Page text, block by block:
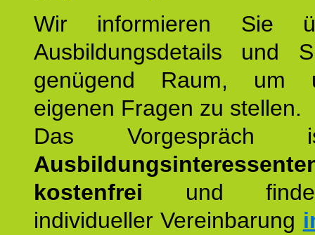
Wir informieren Sie
Ausbildungsdetails und
genügend Raum, um
eigenen Fragen zu stellen.
Das
kostenfrei und
individueller Vereinbarung